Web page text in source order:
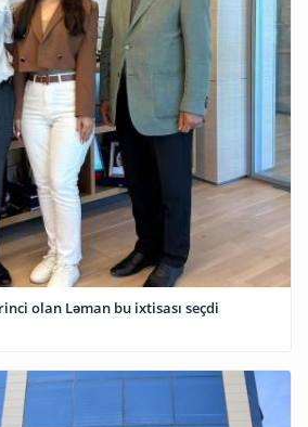
olan Ləman bu ixtisası seçdi